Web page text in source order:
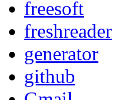
freesoft
freshreader
generator
github